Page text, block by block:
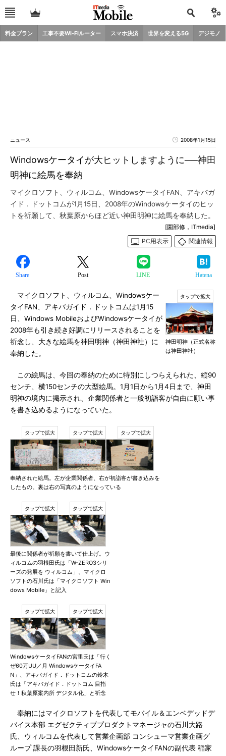
料金プラン 工事不要Wi-Fiルーター スマホ決済 世界を変える5G デジモノ
ニュース 2008年1月15日
Windowsケータイが大ヒットしますように──神田
明神に絵馬を奉納
マイクロソフト、ウィルコム、WindowsケータイFAN、アキバガ
イド．ドットコムが1月15日、2008年のWindowsケータイのヒッ
トを祈願して、秋葉原からほど近い神田明神に絵馬を奉納した。
[園部修，ITmedia]
PC用表示
関連情報
Share Post LINE Hatena
神田明神（正式名称
は神田神社）
マイクロソフト、ウィルコム、Windowsケー
タイFAN、アキバガイド．ドットコムは1月15
日、Windows MobileおよびWindowsケータイが
2008年も引き続き好調にリリースされることを
祈念し、大きな絵馬を神田明神（神田神社）に
奉納した。
この絵馬は、今回の奉納のために特別にしつらえられた、縦90
センチ、横150センチの大型絵馬。1月1日から1月4日まで、神田
明神の境内に掲示され、企業関係者と一般初詣客が自由に願い事
を書き込めるようになっていた。
奉納された絵馬。左が企業関係者、右が初詣客が書き込みを
したもの。裏は右の写真のようになっている
最後に関係者が祈願を書いて仕上げ。ウ
ィルコムの羽根田氏は「W-ZERO3シリ
ーズの発展を ウィルコム」、マイクロ
ソフトの石川氏は「マイクロソフト Win
dows Mobile」と記入
WindowsケータイFANの宮里氏は「行く
ぜ60万UU／月 WindowsケータイFA
N」、アキバガイド．ドットコムの鈴木
氏は「アキバガイド．ドットコム 目指
せ！秋葉原案内所 デジタル化」と祈念
奉納にはマイクロソフトを代表してモバイル＆エンベデッドデ
バイス本部 エグゼクティブプロダクトマネージャの石川大路
氏、ウィルコムを代表して営業企画部 コンシューマ営業企画グ
ループ 課長の羽根田新氏、WindowsケータイFANの副代表 稲家